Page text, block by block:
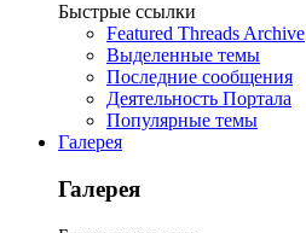
Быстрые ссылки
Featured Threads Archive
Выделенные темы
Последние сообщения
Деятельность Портала
Популярные темы
Галерея
Галерея